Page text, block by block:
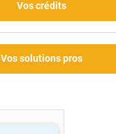
Vos crédits
Vos solutions pros